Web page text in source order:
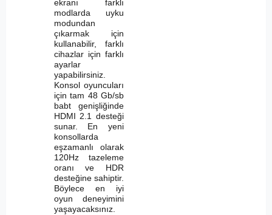
ekranı farklı
modlarda uyku
modundan
çıkarmak için
kullanabilir, farklı
cihazlar için farklı
ayarlar
yapabilirsiniz.
Konsol oyuncuları
için tam 48 Gb/sb
babt genişliğinde
HDMI 2.1 desteği
sunar. En yeni
konsollarda
eşzamanlı olarak
120Hz tazeleme
oranı ve HDR
desteğine sahiptir.
Böylece en iyi
oyun deneyimini
yaşayacaksınız.